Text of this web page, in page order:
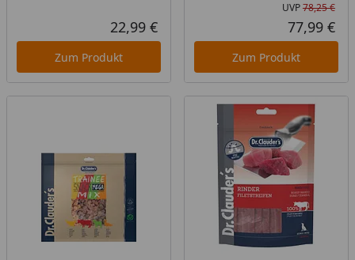
Aktueller Preis
22,99 €
Zum Produkt
UVP78,25 €
77,99 €
Zum Produkt